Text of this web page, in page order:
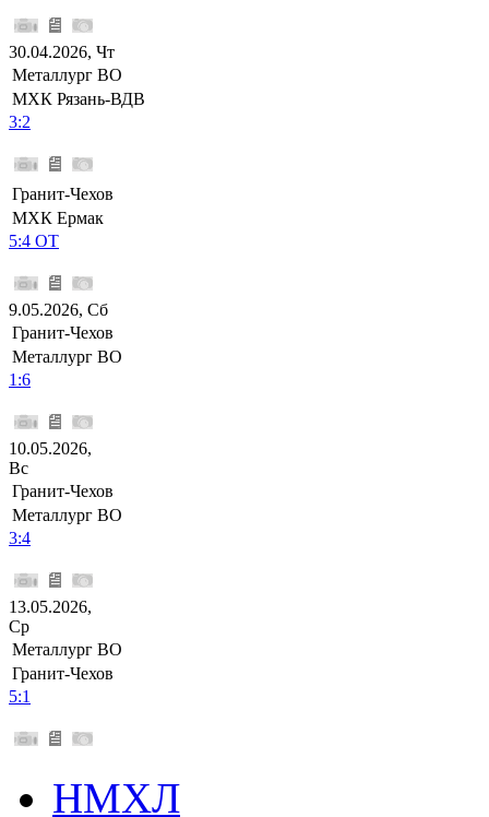
30.04.2026, Чт
Металлург ВО
МХК Рязань-ВДВ
3:2
Гранит-Чехов
МХК Ермак
5:4 ОТ
9.05.2026, Сб
Гранит-Чехов
Металлург ВО
1:6
10.05.2026,
Вс
Гранит-Чехов
Металлург ВО
3:4
13.05.2026,
Ср
Металлург ВО
Гранит-Чехов
5:1
НМХЛ